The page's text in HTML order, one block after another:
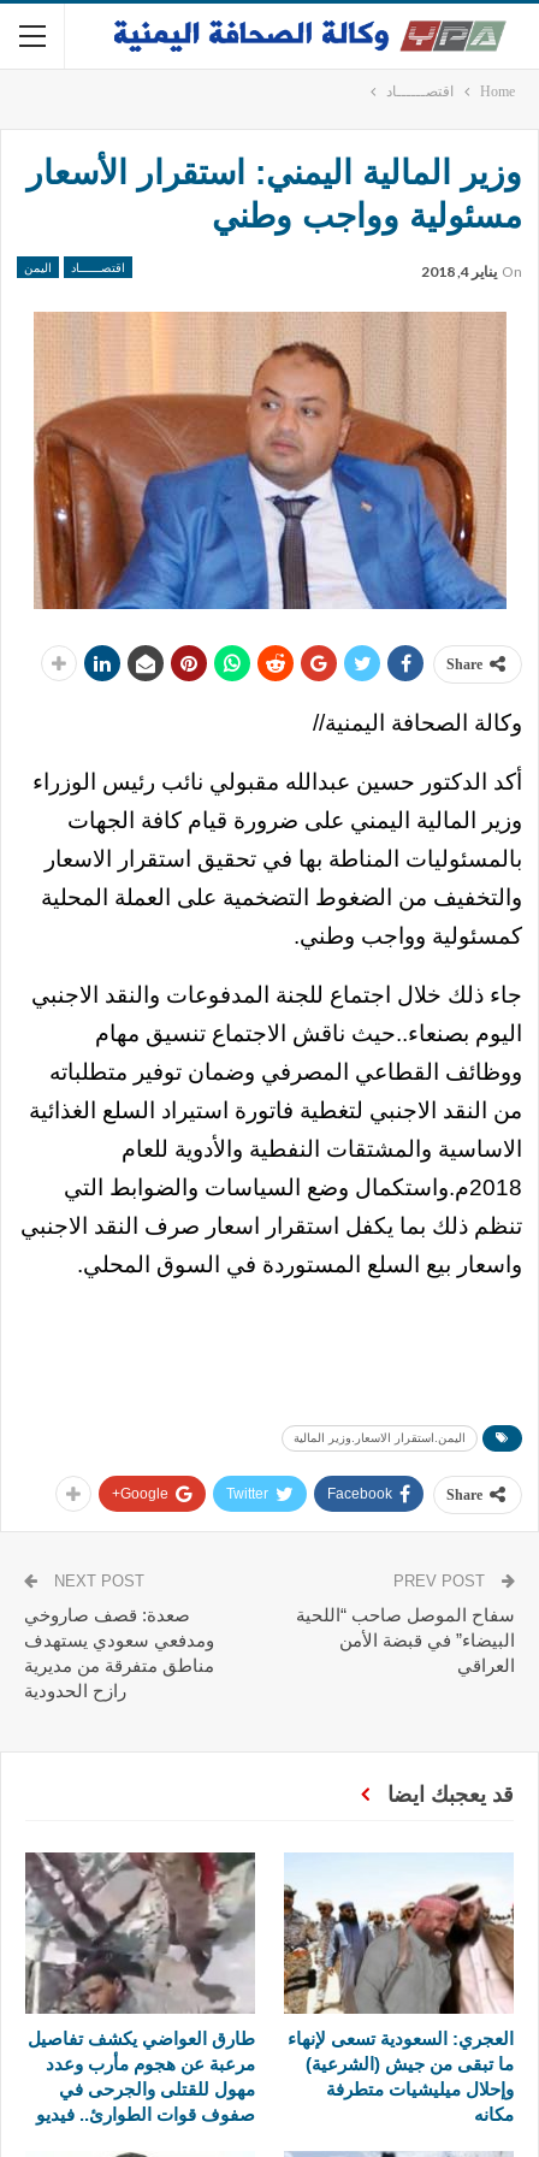
Home اقتصــــــاد
وزير المالية اليمني: استقرار الأسعار
مسئولية وواجب وطني
اقتصــــــاد اليمن On يناير 4, 2018
Share
وكالة الصحافة اليمنية//
أكد الدكتور حسين عبدالله مقبولي نائب رئيس الوزراء
وزير المالية اليمني على ضرورة قيام كافة الجهات
بالمسئوليات المناطة بها في تحقيق استقرار الاسعار
والتخفيف من الضغوط التضخمية على العملة المحلية
كمسئولية وواجب وطني.
جاء ذلك خلال اجتماع للجنة المدفوعات والنقد الاجنبي
اليوم بصنعاء..حيث ناقش الاجتماع تنسيق مهام
ووظائف القطاعي المصرفي وضمان توفير متطلباته
من النقد الاجنبي لتغطية فاتورة استيراد السلع الغذائية
الاساسية والمشتقات النفطية والأدوية للعام
2018م.واستكمال وضع السياسات والضوابط التي
تنظم ذلك بما يكفل استقرار اسعار صرف النقد الاجنبي
واسعار بيع السلع المستوردة في السوق المحلي.
اليمن.استقرار الاسعار.وزير المالية
Share
Facebook
Twitter
Google+
سفاح الموصل صاحب “اللحية
البيضاء” في قبضة الأمن
العراقي
NEXT POST
صعدة: قصف صاروخي
ومدفعي سعودي يستهدف
مناطق متفرقة من مديرية
رازح الحدودية
قد يعجبك ايضا
العجري: السعودية تسعى لإنهاء
ما تبقى من جيش (الشرعية)
وإحلال ميليشيات متطرفة
مكانه
طارق العواضي يكشف تفاصيل
مرعبة عن هجوم مأرب وعدد
مهول للقتلى والجرحى في
صفوف قوات الطوارئ.. فيديو